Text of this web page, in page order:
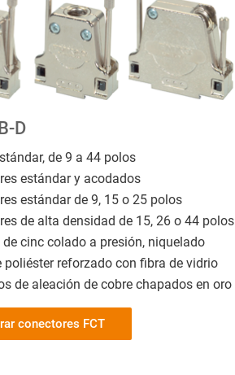
D
de 9 a 44 polos
estándar y acodados
estándar de 9, 15 o 25 polos
de alta densidad de 15, 26 o 44 polos
de cinc colado a presión, niquelado
poliéster reforzado con fibra de vidrio
de aleación de cobre chapados en oro
conectores FCT